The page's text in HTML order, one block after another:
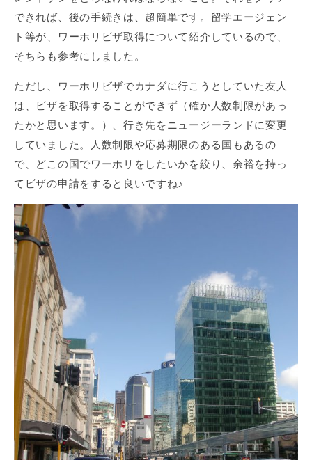
できれば、後の手続きは、超簡単です。留学エージェン
ト等が、ワーホリビザ取得について紹介しているので、
そちらも参考にしました。
ただし、ワーホリビザでカナダに行こうとしていた友人
は、ビザを取得することができず（確か人数制限があっ
たかと思います。）、行き先をニュージーランドに変更
していました。人数制限や応募期限のある国もあるの
で、どこの国でワーホリをしたいかを絞り、余裕を持っ
てビザの申請をすると良いですね♪